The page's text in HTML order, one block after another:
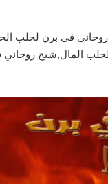
في برن لجلب
المال,شيخ